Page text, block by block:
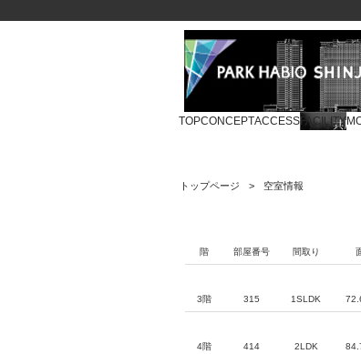
TOPCONCEPTACCESS FACILITY
トップページ 空室情報
階 部屋番号 間取り
3階 315 1SLDK
4階 414 2LDK